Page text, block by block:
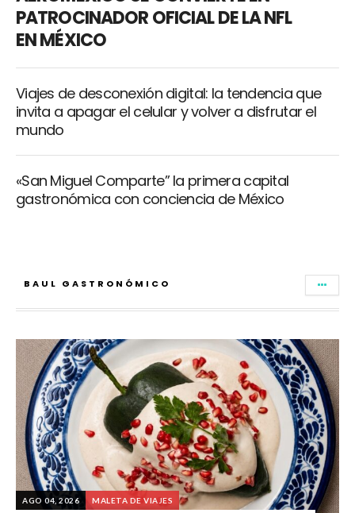
PATROCINADOR OFICIAL DE LA NFL
EN MÉXICO
Viajes de desconexión digital: la tendencia que
invita a apagar el celular y volver a disfrutar el
mundo
«San Miguel Comparte” la primera capital
gastronómica con conciencia de México
BAUL GASTRONÓMICO
AGO 04, 2026 MALETA DE VIAJES